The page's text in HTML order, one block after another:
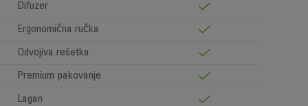
Difuzer
Ergonomična ručka
Odvojiva rešetka
Premium pakovanje
Lagan